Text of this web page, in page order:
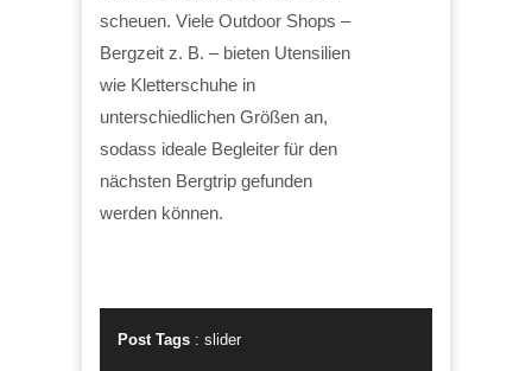
scheuen. Viele Outdoor Shops –
Bergzeit z. B. – bieten Utensilien
wie Kletterschuhe in
unterschiedlichen Größen an,
sodass ideale Begleiter für den
nächsten Bergtrip gefunden
werden können.
Post Tags : slider